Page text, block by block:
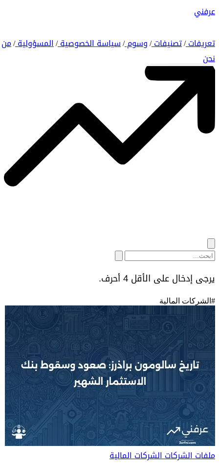
عرفني
تعريفات/ تصنيفات/ وسوم/ سياسة الخصوصية/ المسؤولية/ من
نحن
يرجى إدخال على الأقل 4 أحرف.
# الشركات المالية
ملفات الشركاتالشركات المالية